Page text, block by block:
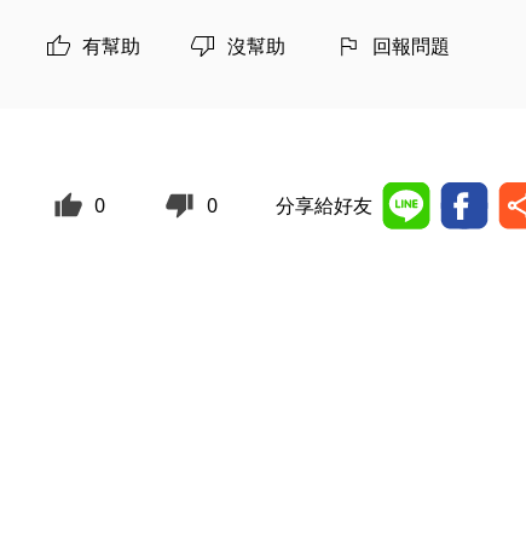
有幫助 沒幫助 回報問題
0 0 分享給好友